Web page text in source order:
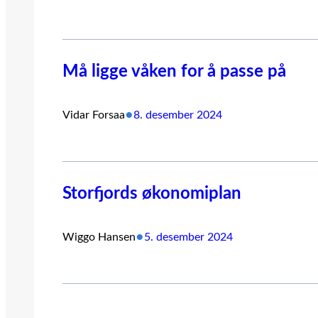
Må ligge våken for å passe på
Vidar Forsaa•8. desember 2024
Storfjords økonomiplan
Wiggo Hansen•5. desember 2024